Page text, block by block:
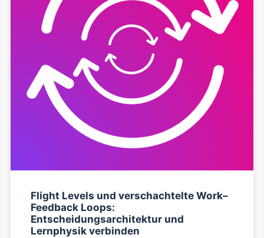
Flight Levels und verschachtelte Work–
Feedback Loops:
Entscheidungsarchitektur und
Lernphysik verbinden